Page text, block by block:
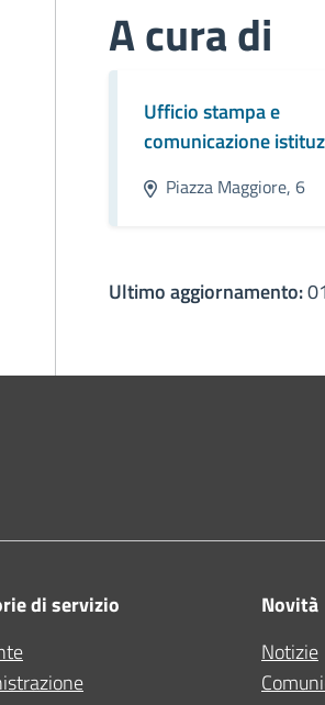
A cura di
Ufficio stampa e
comunicazione
Piazza Maggiore, 6
Ultimo aggiornamento:
di Bologna
di servizio
Novità
Notizie